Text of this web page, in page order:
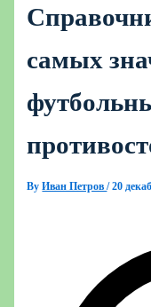
самых
ByИван Петров/20